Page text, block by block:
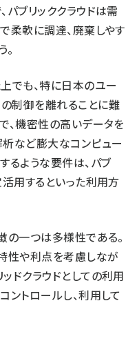
パブリッククラウドは需
柔軟に調達、廃棄しやす
でも、特に日本のユー
制御を離れることに難
、機密性の高いデータを
など膨大なコンピュー
るような要件は、パブ
用するといった利用方
の一つは多様性である。
性や利点を考慮しなが
ドクラウドとしての利用
ントロールし、利用して